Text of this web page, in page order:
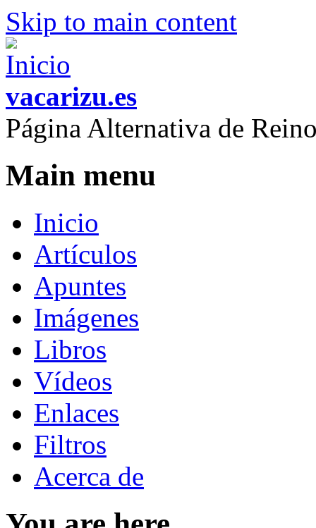
Skip to main content
vacarizu.es
Página Alternativa de
Main menu
Inicio
Artículos
Apuntes
Imágenes
Libros
Vídeos
Enlaces
Filtros
Acerca de